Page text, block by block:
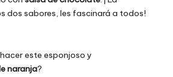
dos sabores, les fascinará a todos!
este esponjoso y
naranja?